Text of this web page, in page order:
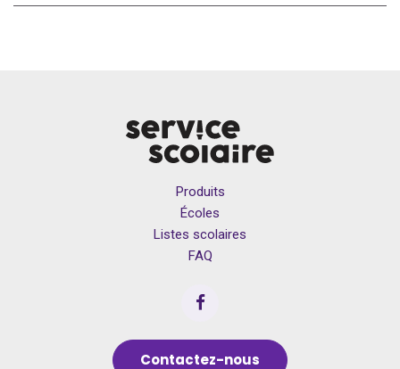
Produits
Écoles
Listes scolaires
FAQ
Contactez-nous